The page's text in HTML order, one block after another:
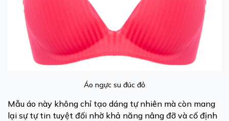
Áo ngực su đúc đỏ
Mẫu áo này không chỉ tạo dáng tự nhiên mà còn mang
lại sự tự tin tuyệt đối nhờ khả năng nâng đỡ và cố định